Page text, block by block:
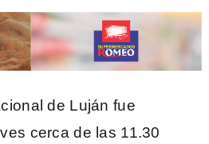
de Luján fue
cerca de las 11.30